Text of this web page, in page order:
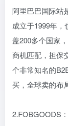
阿里巴巴国际站
成立于1999年
盖200多个国家
商机匹配，担保
个非常知名的
买，全球卖的布
2.FOBGOODS：